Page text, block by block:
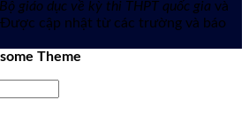
giáo dục về kỳ thi THPT quốc gia và
cập nhật từ các trường và báo
Theme